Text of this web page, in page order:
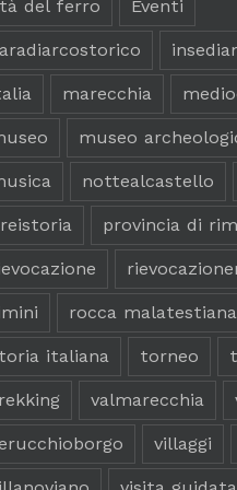
del ferro Eventi
marecchia
museo
nottealcastello
provincia di
rocca malatestiana
italiana torneo
valmarecchia
villaggi